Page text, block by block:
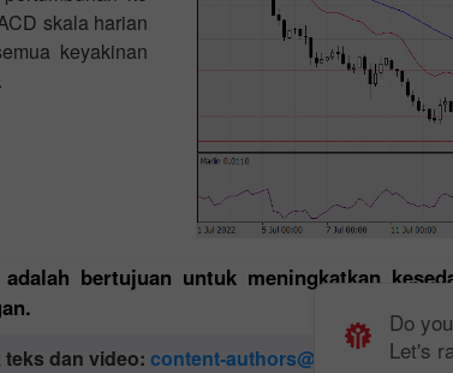
skala harian
keyakinan
bertujuan untuk meningkatkan
dan video: content-authors@instaforex.com
Do
Let's